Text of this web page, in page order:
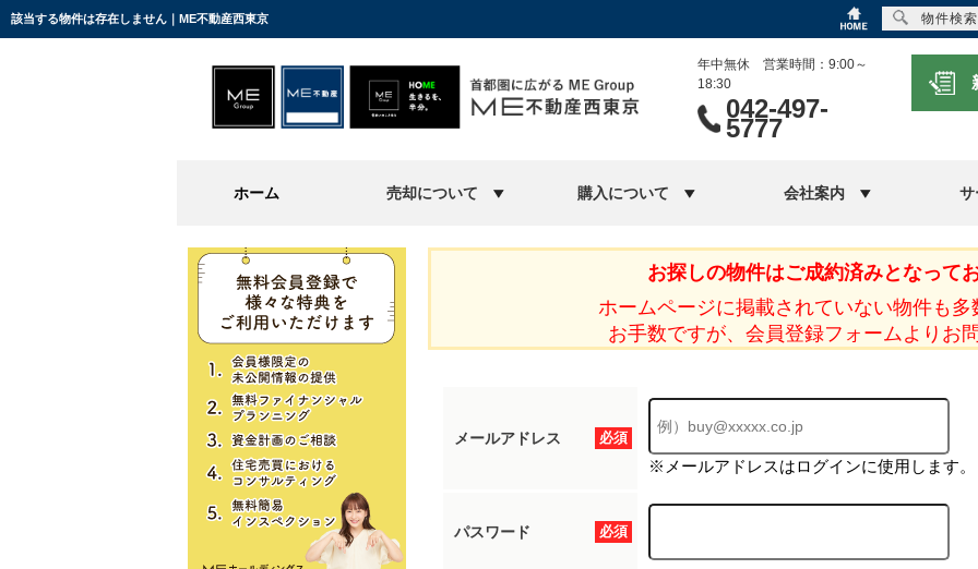
該当する物件は存在しません｜ME不動産西東京
年中無休 営業時間：9:00～
18:30
042-497-
5777
ホーム 売却について 購入について 会社案内 サ
お探しの物件はご成約済みとなってお
ホームページに掲載されていない物件も多
お手数ですが、会員登録フォームよりお
必須
メールアドレス
※メールアドレスはログインに使用します。
必須
パスワード
物件検索